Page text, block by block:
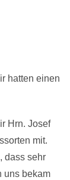
hatten einen
Hrn. Josef
mit.
dass sehr
uns bekam